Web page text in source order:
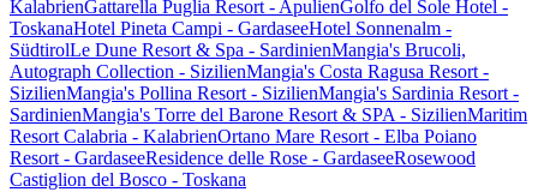
KalabrienGattarella Puglia Resort - ApulienGolfo del Sole Hotel -
ToskanaHotel Pineta Campi - GardaseeHotel Sonnenalm -
SüdtirolLe Dune Resort & Spa - SardinienMangia's Brucoli,
Autograph Collection - SizilienMangia's Costa Ragusa Resort -
SizilienMangia's Pollina Resort - SizilienMangia's Sardinia Resort -
SardinienMangia's Torre del Barone Resort & SPA - SizilienMaritim
Resort Calabria - KalabrienOrtano Mare Resort - Elba Poiano
Resort - GardaseeResidence delle Rose - GardaseeRosewood
Castiglion del Bosco - Toskana